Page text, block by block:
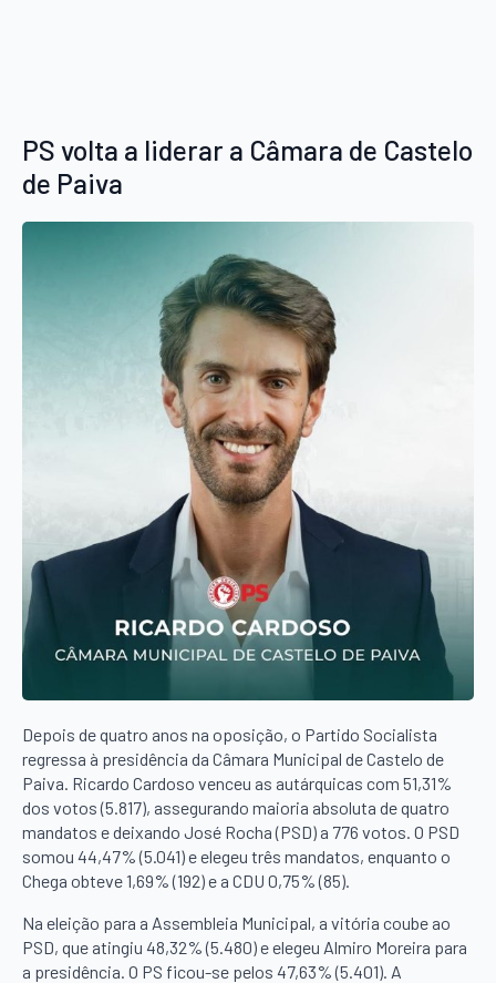
PS volta a liderar a Câmara de Castelo
de Paiva
Depois de quatro anos na oposição, o Partido Socialista
regressa à presidência da Câmara Municipal de Castelo de
Paiva. Ricardo Cardoso venceu as autárquicas com 51,31%
dos votos (5.817), assegurando maioria absoluta de quatro
mandatos e deixando José Rocha (PSD) a 776 votos. O PSD
somou 44,47% (5.041) e elegeu três mandatos, enquanto o
Chega obteve 1,69% (192) e a CDU 0,75% (85).
Na eleição para a Assembleia Municipal, a vitória coube ao
PSD, que atingiu 48,32% (5.480) e elegeu Almiro Moreira para
a presidência. O PS ficou-se pelos 47,63% (5.401). A